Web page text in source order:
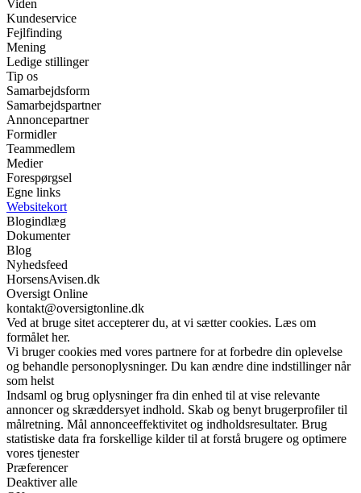
Viden
Kundeservice
Fejlfinding
Mening
Ledige stillinger
Tip os
Samarbejdsform
Samarbejdspartner
Annoncepartner
Formidler
Teammedlem
Medier
Forespørgsel
Egne links
Websitekort
Blogindlæg
Dokumenter
Blog
Nyhedsfeed
HorsensAvisen.dk
Oversigt Online
kontakt@oversigtonline.dk
Ved at bruge sitet accepterer du, at vi sætter cookies. Læs om
formålet her.
Vi bruger cookies med vores partnere for at forbedre din oplevelse
og behandle personoplysninger. Du kan ændre dine indstillinger når
som helst
Indsaml og brug oplysninger fra din enhed til at vise relevante
annoncer og skræddersyet indhold. Skab og benyt brugerprofiler til
målretning. Mål annonceeffektivitet og indholdsresultater. Brug
statistiske data fra forskellige kilder til at forstå brugere og optimere
vores tjenester
Præferencer
Deaktiver alle